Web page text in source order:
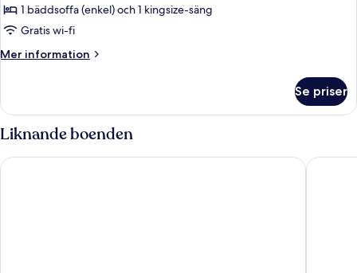
1 bäddsoffa (enkel) och 1 kingsize-säng
Gratis wi-fi
Mer information
Mer
Suite
With
Sofa
Bed
Se priser
Liknande boenden
NH Berlin Kurfürstendamm Hotel